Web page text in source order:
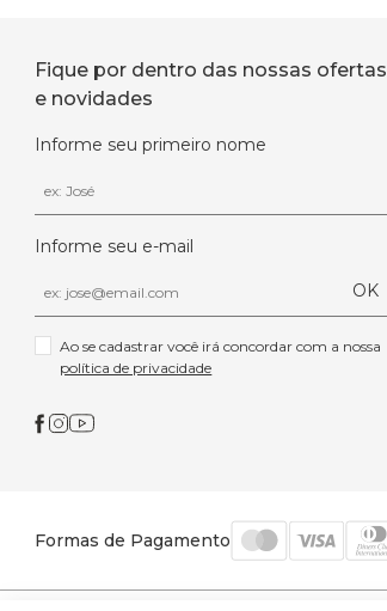
Fique por dentro das nossas ofertas
e novidades
Informe seu primeiro nome
Informe seu e-mail
OK
política de privacidade
Formas de Pagamento